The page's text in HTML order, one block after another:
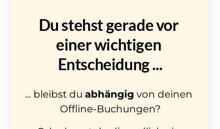
Du stehst gerade vor
einer wichtigen
Entscheidung ...
... bleibst du abhängig von deinen
Offline-Buchungen?